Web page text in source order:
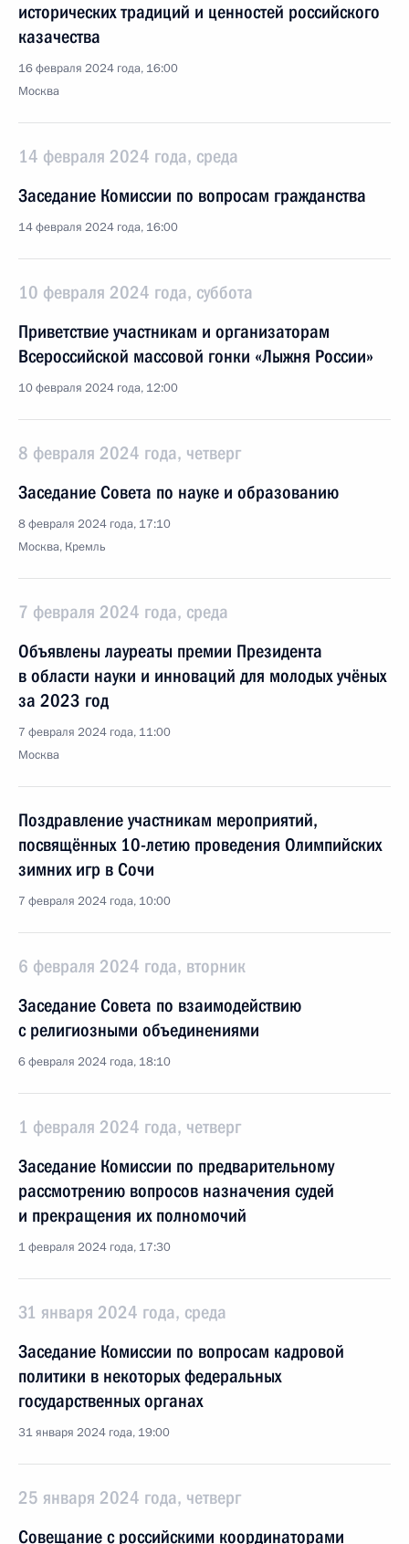
исторических традиций и ценностей российского
казачества
16 февраля 2024 года, 16:00
Москва
14 февраля 2024 года, среда
Заседание Комиссии по вопросам гражданства
14 февраля 2024 года, 16:00
10 февраля 2024 года, суббота
Приветствие участникам и организаторам
Всероссийской массовой гонки «Лыжня России»
10 февраля 2024 года, 12:00
8 февраля 2024 года, четверг
Заседание Совета по науке и образованию
8 февраля 2024 года, 17:10
Москва, Кремль
7 февраля 2024 года, среда
Объявлены лауреаты премии Президента
в области науки и инноваций для молодых учёных
за 2023 год
7 февраля 2024 года, 11:00
Москва
Поздравление участникам мероприятий,
посвящённых 10-летию проведения Олимпийских
зимних игр в Сочи
7 февраля 2024 года, 10:00
6 февраля 2024 года, вторник
Заседание Совета по взаимодействию
с религиозными объединениями
6 февраля 2024 года, 18:10
1 февраля 2024 года, четверг
Заседание Комиссии по предварительному
рассмотрению вопросов назначения судей
и прекращения их полномочий
1 февраля 2024 года, 17:30
31 января 2024 года, среда
Заседание Комиссии по вопросам кадровой
политики в некоторых федеральных
государственных органах
31 января 2024 года, 19:00
25 января 2024 года, четверг
Совещание с российскими координаторами